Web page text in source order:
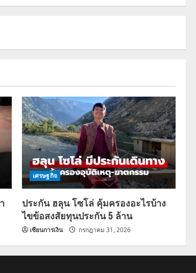
เศรษฐกิจ
ประกัน ฮลุน โซโล่ คุ้มครองอะไรบ้าง
ไขข้อสงสัยทุนประกัน 5 ล้าน
เซียนการเงิน กรกฎาคม 31, 2026